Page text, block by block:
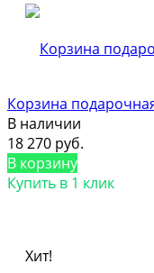
Корзина
В наличии
18 270 руб.
В корзину
Купить в 1 клик
Хит!